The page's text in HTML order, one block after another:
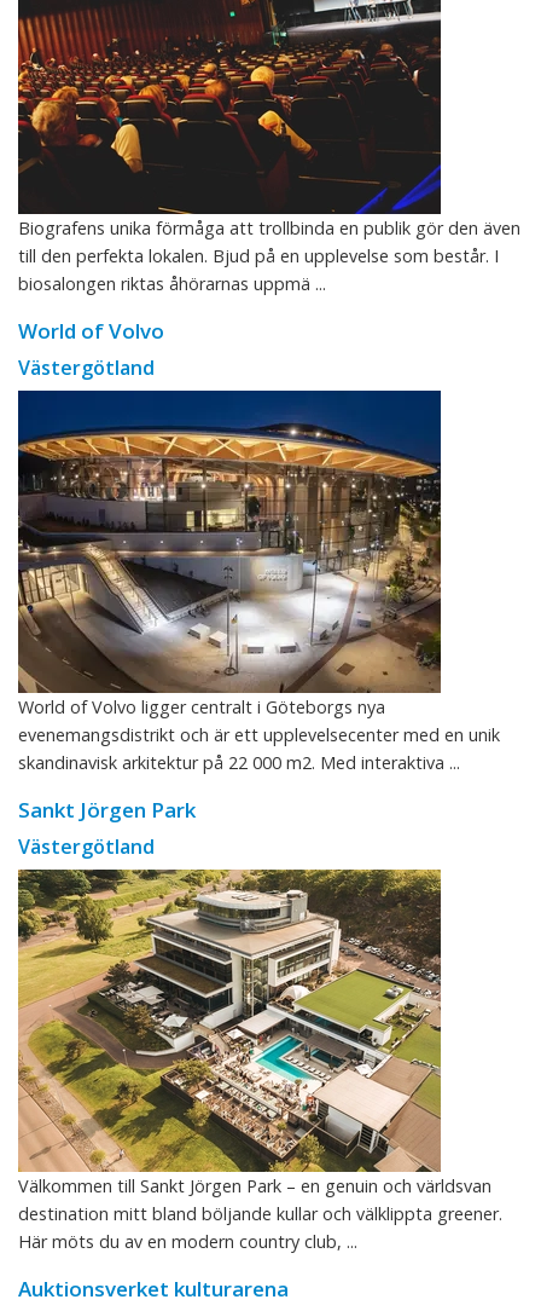
Biografens unika förmåga att trollbinda en publik gör den även
till den perfekta lokalen. Bjud på en upplevelse som består. I
biosalongen riktas åhörarnas uppmä ...
World of Volvo
Västergötland
World of Volvo ligger centralt i Göteborgs nya
evenemangsdistrikt och är ett upplevelsecenter med en unik
skandinavisk arkitektur på 22 000 m2. Med interaktiva ...
Sankt Jörgen Park
Västergötland
Välkommen till Sankt Jörgen Park – en genuin och världsvan
destination mitt bland böljande kullar och välklippta greener.
Här möts du av en modern country club, ...
Auktionsverket kulturarena